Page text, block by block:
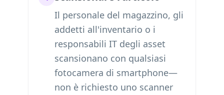
Il personale del magazzino, gli
addetti all'inventario o i
responsabili IT degli asset
scansionano con qualsiasi
fotocamera di smartphone—
non è richiesto uno scanner